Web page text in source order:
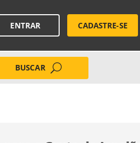
ENTRAR CADASTRE-SE
BUSCAR